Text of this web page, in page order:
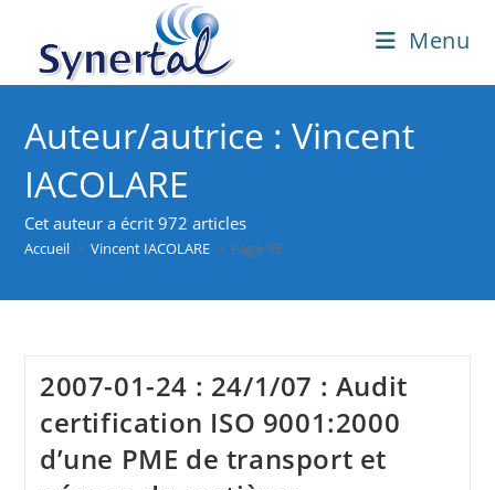
content
Menu
Auteur/autrice :Vincent
IACOLARE
Cet auteur a écrit 972 articles
Accueil > Vincent IACOLARE > Page 95
2007-01-24 : 24/1/07 : Audit
certification ISO 9001:2000
d’une PME de transport et